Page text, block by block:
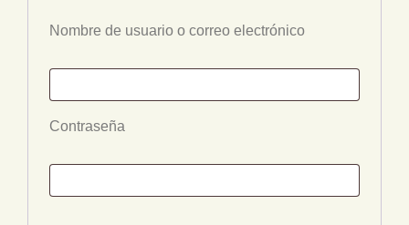
Nombre de usuario o correo electrónico
Contraseña